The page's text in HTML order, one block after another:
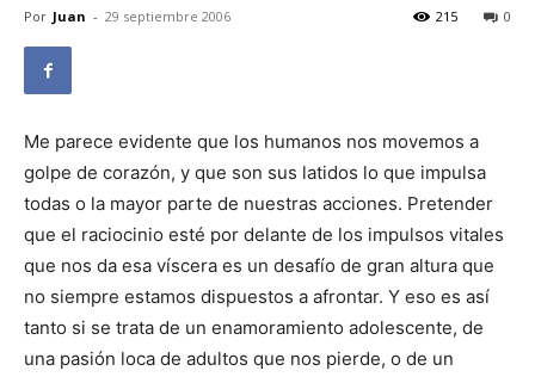
Por Juan - 29 septiembre 2006 0
215
Me parece evidente que los humanos nos movemos a
golpe de corazón, y que son sus latidos lo que impulsa
todas o la mayor parte de nuestras acciones. Pretender
que el raciocinio esté por delante de los impulsos vitales
que nos da esa víscera es un desafío de gran altura que
no siempre estamos dispuestos a afrontar. Y eso es así
tanto si se trata de un enamoramiento adolescente, de
una pasión loca de adultos que nos pierde, o de un